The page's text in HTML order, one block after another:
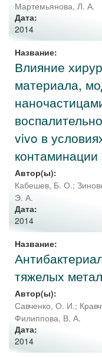
Мартемьянова, Л. А.
Дата:
2014
Название:
Влияние
материала,
vivo в
контаминации
Автор(ы):
Кабешев, Б. О.;
Э. А.
Дата:
2014
Название:
тяжелых
Автор(ы):
Савченко, О. И.;
Филиппова, В. А.
Дата:
2014